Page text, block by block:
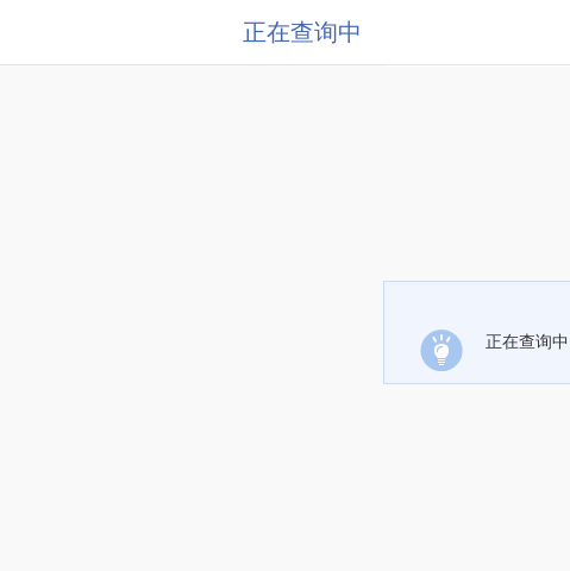
正在查询中
正在查询